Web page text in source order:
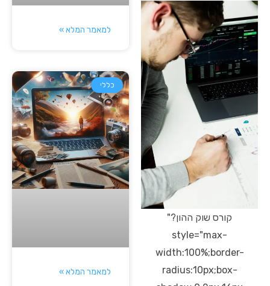
קורס שוק ההון?"
style="max-
width:100%;border-
radius:10px;box-
למאמר המלא »
כללי
למאמר המלא »